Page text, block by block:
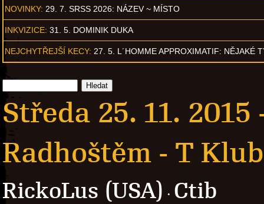
NOVINKY: 29. 7. SRSS 2026: NÁZEV ~ MÍSTO
INKVIZICE: 31. 5. DOMINIK DUKA
NEJCHYTŘEJŠÍ KECY: 27. 5. L´HOMME APPROXIMATIF: NĚJAKÉ
Středa 25. 11. 2015
Radhoštěm - T Klub
RickoLus (USA) · Ctib